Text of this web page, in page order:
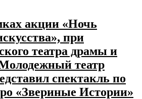
акции «Ночь
при
театра драмы и
театр
спектакль по
«Звериные Истории»